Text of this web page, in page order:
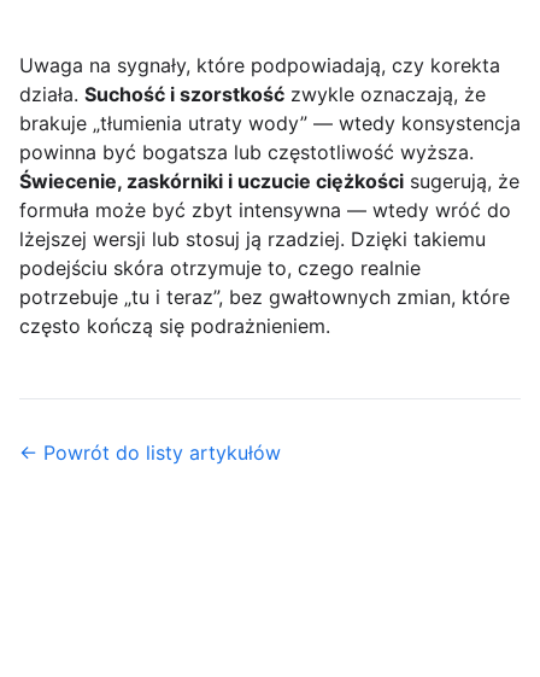
Uwaga na sygnały, które podpowiadają, czy korekta
działa. Suchość i szorstkość zwykle oznaczają, że
brakuje „tłumienia utraty wody” — wtedy konsystencja
powinna być bogatsza lub częstotliwość wyższa.
Świecenie, zaskórniki i uczucie ciężkości sugerują, że
formuła może być zbyt intensywna — wtedy wróć do
lżejszej wersji lub stosuj ją rzadziej. Dzięki takiemu
podejściu skóra otrzymuje to, czego realnie
potrzebuje „tu i teraz”, bez gwałtownych zmian, które
często kończą się podrażnieniem.
← Powrót do listy artykułów